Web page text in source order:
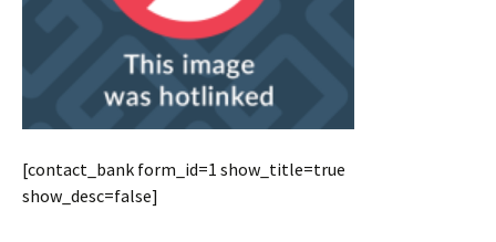
[contact_bank form_id=1 show_title=true
show_desc=false]